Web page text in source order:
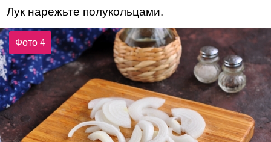
Лук нарежьте полукольцами.
Фото 4